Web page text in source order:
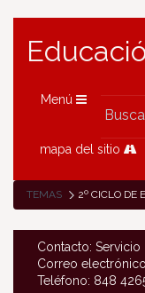
Menú
mapa del sitio
TEMAS 2º CICLO DE ED.
Contacto:
Correo
Teléfono: 848